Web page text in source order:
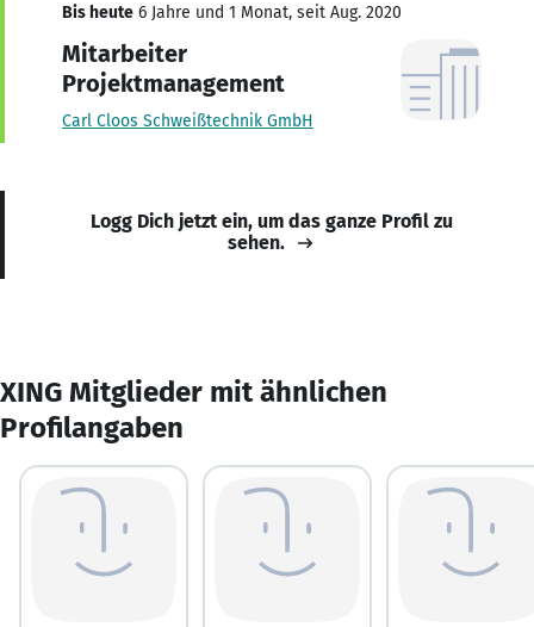
Bis heute 6 Jahre und 1 Monat, seit Aug. 2020
Mitarbeiter
Projektmanagement
Carl Cloos Schweißtechnik GmbH
Logg Dich jetzt ein, um das ganze Profil zu
sehen.
XING Mitglieder mit ähnlichen
Profilangaben